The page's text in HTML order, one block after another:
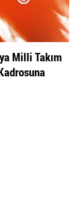
Milli Takım